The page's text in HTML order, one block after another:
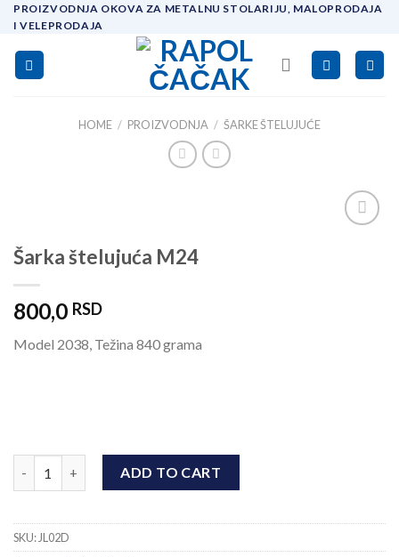
Skip
content
PROIZVODNJA OKOVA ZA METALNU STOLARIJU, MALOPRODAJA
I VELEPRODAJA
HOME / PROIZVODNJA / ŠARKE ŠTELUJUĆE
Šarka štelujuća M24
800,0 RSD
Model 2038, Težina 840 grama
Šarka štelujuća M24 quantity
ADD TO CART
SKU:JL02D